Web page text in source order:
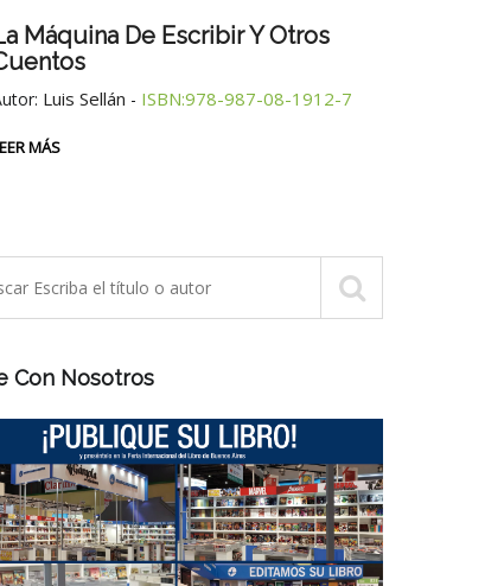
Máquina De Escribir Y Otros
Luis Sellán - ISBN:978-987-08-1912-7
MÁS
Con Nosotros